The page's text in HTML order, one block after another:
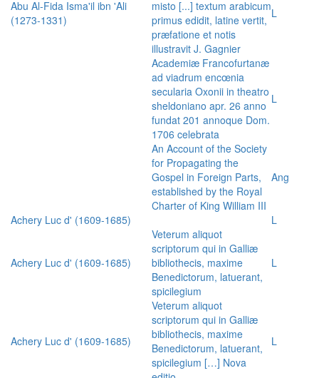
Abu Al-Fida Isma'il ibn 'Ali
(1273-1331)
misto [...] textum arabicum
primus edidit, latine vertit,
præfatione et notis
illustravit J. Gagnier
L
Academiæ Francofurtanæ
ad viadrum encœnia
secularia Oxonii in theatro
sheldoniano apr. 26 anno
fundat 201 annoque Dom.
1706 celebrata
L
An Account of the Society
for Propagating the
Gospel in Foreign Parts,
established by the Royal
Charter of King William III
Ang
Achery Luc d' (1609-1685) L
Achery Luc d' (1609-1685)
Veterum aliquot
scriptorum qui in Galliæ
bibliothecis, maxime
Benedictorum, latuerant,
spicilegium
L
Achery Luc d' (1609-1685)
Veterum aliquot
scriptorum qui in Galliæ
bibliothecis, maxime
Benedictorum, latuerant,
spicilegium […] Nova
L